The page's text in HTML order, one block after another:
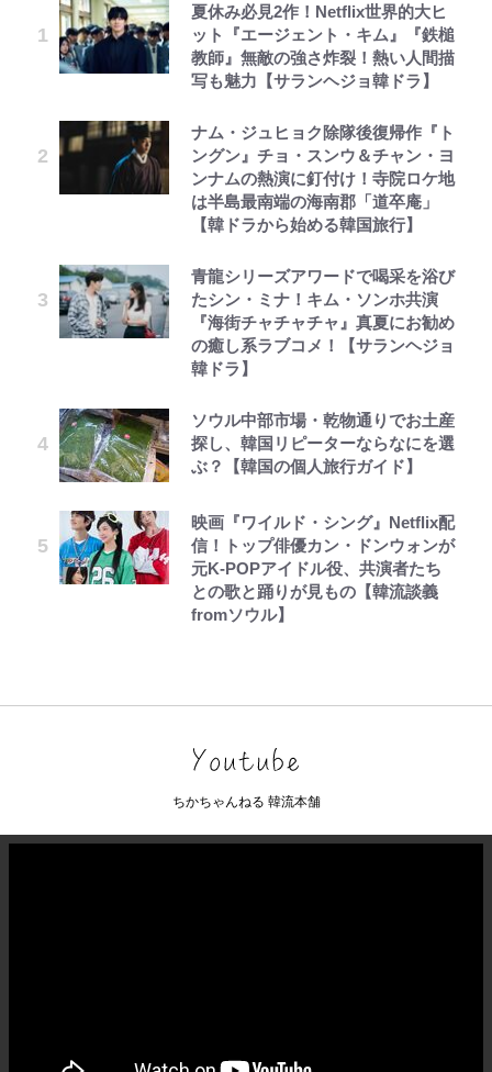
夏休み必見2作！Netflix世界的大ヒ
ット『エージェント・キム』『鉄槌
教師』無敵の強さ炸裂！熱い人間描
写も魅力【サランヘジョ韓ドラ】
ナム・ジュヒョク除隊後復帰作『ト
ングン』チョ・スンウ＆チャン・ヨ
ンナムの熱演に釘付け！寺院ロケ地
は半島最南端の海南郡「道卒庵」
【韓ドラから始める韓国旅行】
青龍シリーズアワードで喝采を浴び
たシン・ミナ！キム・ソンホ共演
『海街チャチャチャ』真夏にお勧め
の癒し系ラブコメ！【サランヘジョ
韓ドラ】
ソウル中部市場・乾物通りでお土産
探し、韓国リピーターならなにを選
ぶ？【韓国の個人旅行ガイド】
映画『ワイルド・シング』Netflix配
信！トップ俳優カン・ドンウォンが
元K-POPアイドル役、共演者たち
との歌と踊りが見もの【韓流談義
fromソウル】
ちかちゃんねる 韓流本舗